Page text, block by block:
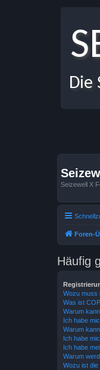
Die
Seizewell X
Foren-
Häufig
Wozu muss
Was ist
Warum
Ich habe
Warum
Ich habe
Ich habe
Warum
Wozu ist die